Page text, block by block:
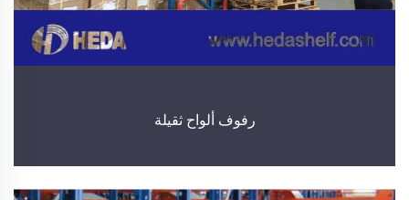
رفوف ألواح ثقيلة